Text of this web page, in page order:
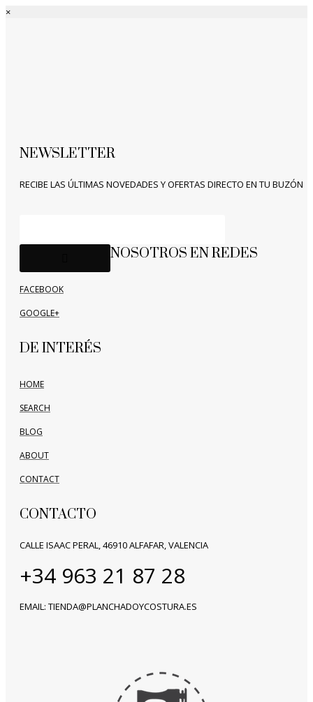
×
NEWSLETTER
RECIBE LAS ÚLTIMAS NOVEDADES Y OFERTAS DIRECTO EN TU BUZÓN
NOSOTROS EN REDES
FACEBOOK
GOOGLE+
DE INTERÉS
HOME
SEARCH
BLOG
ABOUT
CONTACT
CONTACTO
CALLE ISAAC PERAL, 46910 ALFAFAR, VALENCIA
+34 963 21 87 28
EMAIL: TIENDA@PLANCHADOYCOSTURA.ES